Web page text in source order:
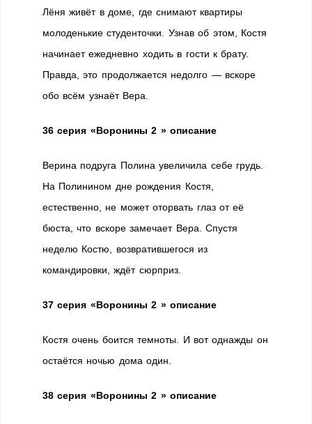
Лёня живёт в доме, где снимают квартиры
молоденькие студенточки. Узнав об этом, Костя
начинает ежедневно ходить в гости к брату.
Правда, это продолжается недолго — вскоре
обо всём узнаёт Вера.
36 серия «Воронины 2 » описание
Верина подруга Полина увеличила себе грудь.
На Полинином дне рождения Костя,
естественно, не может оторвать глаз от её
бюста, что вскоре замечает Вера. Спустя
неделю Костю, возвратившегося из
командировки, ждёт сюрприз.
37 серия «Воронины 2 » описание
Костя очень боится темноты. И вот однажды он
остаётся ночью дома один.
38 серия «Воронины 2 » описание